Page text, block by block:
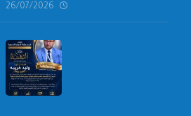
العليا لدورة
أكتوبر 2026،
26/07/2026